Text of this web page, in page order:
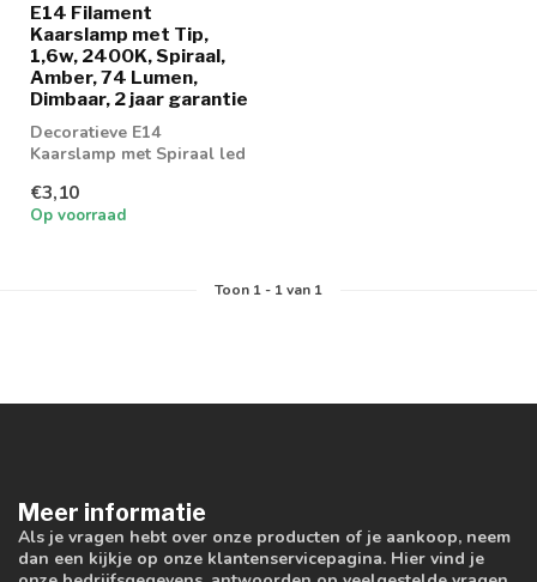
E14 Filament
Kaarslamp met Tip,
1,6w, 2400K, Spiraal,
Amber, 74 Lumen,
Dimbaar, 2 jaar garantie
Decoratieve E14
Kaarslamp met Spiraal led
€3,10
Op voorraad
Toon 1- 1van 1
Meer informatie
Als je vragen hebt over onze producten of je aankoop, neem
dan een kijkje op onze klantenservicepagina. Hier vind je